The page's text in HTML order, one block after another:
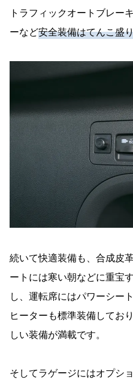
トラフィックオートブレー
ーなど安全装備はてんこ盛
続いて快適装備も、合成皮
ートには寒い朝などに重宝
し、運転席にはパワーシー
ヒーターも標準装備してお
しい装備が満載です。
そしてラゲージにはオプシ